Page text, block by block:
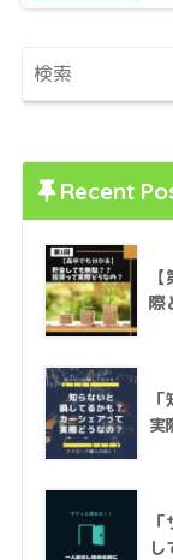
Recent
際
実
し